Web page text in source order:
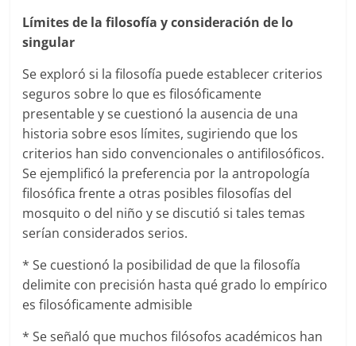
Límites de la filosofía y consideración de lo
singular
Se exploró si la filosofía puede establecer criterios
seguros sobre lo que es filosóficamente
presentable y se cuestionó la ausencia de una
historia sobre esos límites, sugiriendo que los
criterios han sido convencionales o antifilosóficos.
Se ejemplificó la preferencia por la antropología
filosófica frente a otras posibles filosofías del
mosquito o del niño y se discutió si tales temas
serían considerados serios.
* Se cuestionó la posibilidad de que la filosofía
delimite con precisión hasta qué grado lo empírico
es filosóficamente admisible
* Se señaló que muchos filósofos académicos han